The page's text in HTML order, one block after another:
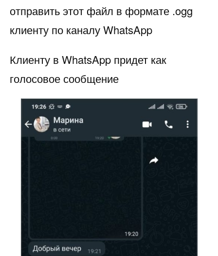
отправить этот файл в формате .ogg
клиенту по каналу WhatsApp
Клиенту в WhatsApp придет как
голосовое сообщение